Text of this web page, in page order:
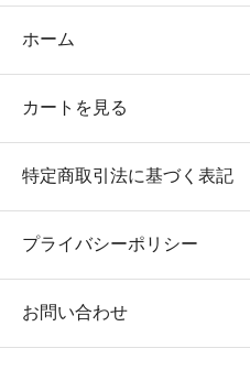
ホーム
カートを見る
特定商取引法に基づく表記
プライバシーポリシー
お問い合わせ